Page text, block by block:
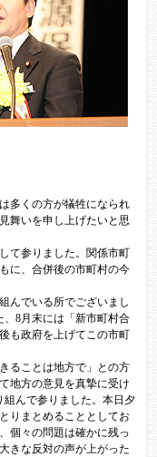
多くの方が犠牲になられ
舞いを申し上げたいと思
て参りました。関係市町
に、合併後の市町村の今
んでいる所でございまし
8月末には「新市町村合
も政府を上げてこの市町
ることは地方で」との方
地方の意見を真摯に受け
んで参りました。本日夕
りまとめることとしてお
個々の問題は確かに残っ
きな反対の声が上がった